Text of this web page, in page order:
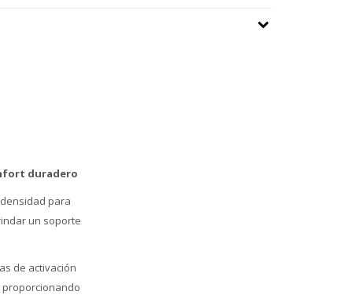
duradero
para
un soporte
de activación